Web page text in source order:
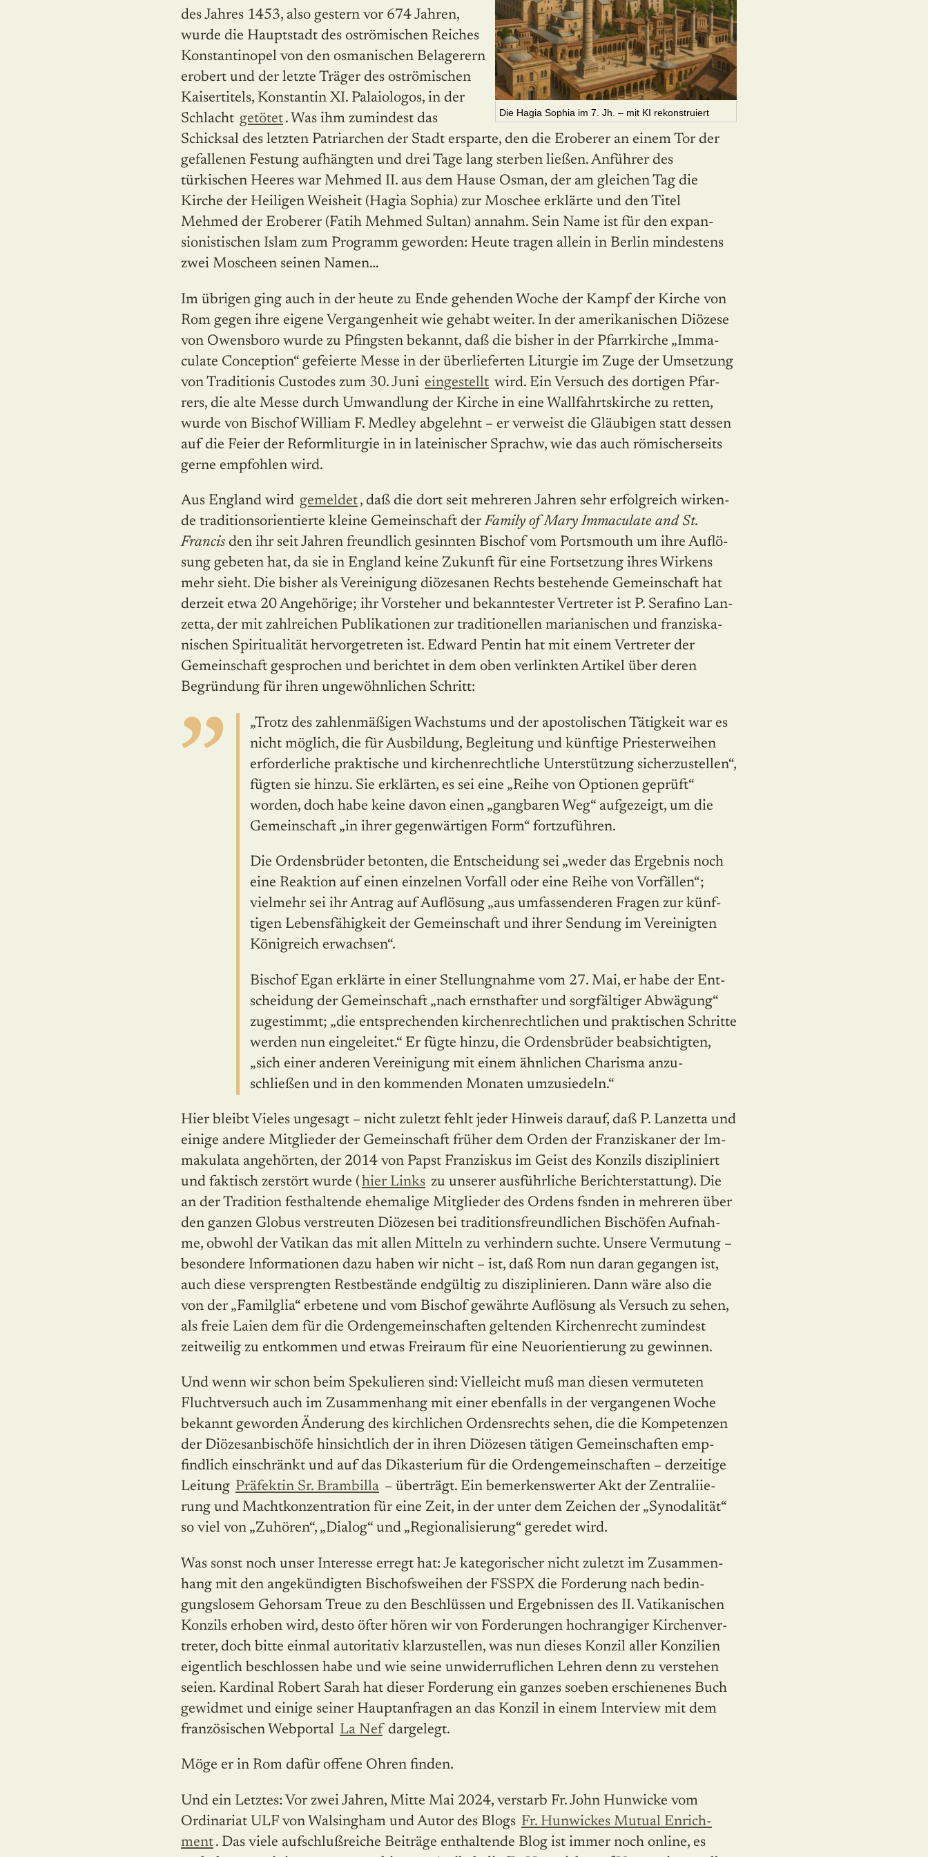
Die Hagia Sophia im 7. Jh. – mit KI rekonstruiert
des Jahres 1453, also gestern vor 674 Jahren,
wurde die Hauptstadt des oströ­mischen Reiches
Konstantinopel von den osma­nischen Belagerern
erobert und der letzte Träger des oströ­mischen
Kaisertitels, Konstantin XI. Palaiologos, in der
Schlacht getötet. Was ihm zumindest das
Schicksal des letzten Patriarchen der Stadt ersparte, den die Eroberer an einem Tor der
gefallenen Festung aufhängten und drei Tage lang sterben ließen. Anfüh­rer des
türkischen Heeres war Mehmed II. aus dem Hause Osman, der am gleichen Tag die
Kirche der Heiligen Weisheit (Hagia Sophia) zur Moschee erklärte und den Titel
Mehmed der Eroberer (Fatih Mehmed Sultan) annahm. Sein Name ist für den expan­
sionistischen Islam zum Programm geworden: Heute tragen allein in Berlin mindestens
zwei Moscheen seinen Namen…
Im übrigen ging auch in der heute zu Ende gehenden Woche der Kampf der Kirche von
Rom gegen ihre eigene Vergangenheit wie gehabt weiter. In der amerikanischen Diözese
von Owensboro wurde zu Pfingsten bekannt, daß die bisher in der Pfarrkirche „Imma­
culate Conception“ gefeierte Messe in der überlieferten Liturgie im Zuge der Umsetzung
von Traditionis Custodes zum 30. Juni eingestellt wird. Ein Versuch des dortigen Pfar­
rers, die alte Messe durch Umwandlung der Kirche in eine Wallfahrtskirche zu retten,
wurde von Bischof William F. Medley abgelehnt – er verweist die Gläubigen statt dessen
auf die Feier der Reformliturgie in in lateinischer Sprachw, wie das auch römischerseits
gerne empfohlen wird.
Aus England wird gemeldet, daß die dort seit mehreren Jahren sehr erfolgreich wirken­
de traditionsorientierte kleine Gemeinschaft derFamily of Mary Immaculate and St.
Francisden ihr seit Jahren freundlich gesinnten Bischof vom Portsmouth um ihre Auf­lö­
sung gebeten hat, da sie in England keine Zukunft für eine Fortsetzung ihres Wirkens
mehr sieht. Die bisher als Vereinigung diözesanen Rechts bestehende Gemeinschaft hat
derzeit etwa 20 Angehörige; ihr Vorsteher und bekanntester Vertreter ist P. Serafino Lan­
zetta, der mit zahlreichen Publikationen zur traditionellen marianischen und franziska­
nischen Spiritualität hervorgetreten ist. Edward Pentin hat mit einem Vertreter der
Gemeinschaft gesprochen und berichtet in dem oben verlinkten Artikel über deren
Begründung für ihren ungewöhnlichen Schritt:
„Trotz des zahlenmäßigen Wachstums und der apostolischen Tätigkeit war es
nicht möglich, die für Ausbildung, Begleitung und künftige Priesterweihen
erforderliche praktische und kirchenrechtliche Unterstützung sicherzustel­len“,
fügten sie hinzu. Sie erklärten, es sei eine „Reihe von Optionen geprüft“
worden, doch habe keine davon einen „gangbaren Weg“ aufgezeigt, um die
Gemeinschaft „in ihrer gegenwärtigen Form“ fortzuführen.
Die Ordensbrüder betonten, die Entscheidung sei „weder das Ergebnis noch
eine Reaktion auf einen einzelnen Vorfall oder eine Reihe von Vorfällen“;
vielmehr sei ihr Antrag auf Auflösung „aus umfassenderen Fragen zur künf­
tigen Lebensfähigkeit der Gemeinschaft und ihrer Sendung im Vereinigten
Königreich erwachsen“.
Bischof Egan erklärte in einer Stellungnahme vom 27. Mai, er habe der Ent­
scheidung der Gemeinschaft „nach ernsthafter und sorgfältiger Abwä­gung“
zugestimmt; „die entsprechenden kirchenrechtlichen und praktischen Schritte
werden nun eingeleitet.“ Er fügte hinzu, die Ordensbrüder beabsich­tig­ten,
„sich einer anderen Vereinigung mit einem ähnlichen Charisma anzu­
schließen und in den kommenden Monaten umzusiedeln.“
Hier bleibt Vieles ungesagt – nicht zuletzt fehlt jeder Hinweis darauf, daß P. Lanzetta und
einige andere Mitglieder der Gemeinschaft früher dem Orden der Franziskaner der Im­
ma­kulata angehörten, der 2014 von Papst Franziskus im Geist des Konzils diszipliniert
und faktisch zerstört wurde (hier Links zu unserer ausführliche Berichterstattung). Die
an der Tradition festhaltende ehemalige Mitglieder des Ordens fsnden in mehreren über
den ganzen Globus verstreuten Diözesen bei traditionsfreundlichen Bischöfen Auf­nah­
me, obwohl der Vatikan das mit allen Mitteln zu verhindern suchte. Unsere Vermutung –
besondere Informationen dazu haben wir nicht – ist, daß Rom nun daran gegangen ist,
auch diese versprengten Restbestände endgültig zu disziplinieren. Dann wäre also die
von der „Familglia“ erbetene und vom Bischof gewährte Auflösung als Versuch zu sehen,
als freie Laien dem für die Ordengemeinschaften geltenden Kirchenrecht zumindest
zeitweilig zu entkommen und etwas Freiraum für eine Neuorientierung zu gewinnen.
Und wenn wir schon beim Spekulieren sind: Vielleicht muß man diesen vermuteten
Fluchtversuch auch im Zusammenhang mit einer ebenfalls in der vergangenen Woche
bekannt geworden Änderung des kirchlichen Ordensrechts sehen, die die Kompetenzen
der Diözesanbischöfe hinsichtlich der in ihren Diözesen tätigen Gemeinschaften emp­
findlich einschränkt und auf das Dikasterium für die Ordengemeinschaften – derzeitige
Leitung Präfektin Sr. Brambilla – überträgt. Ein bemerkenswerter Akt der Zentral­i­ie­
rung und Machtkonzentration für eine Zeit, in der unter dem Zeichen der „Synodalität“
so viel von „Zuhören“, „Dialog“ und „Regionalisierung“ geredet wird.
Was sonst noch unser Interesse erregt hat: Je kategorischer nicht zuletzt im Zusammen­
hang mit den angekündigten Bischofsweihen der FSSPX die Forderung nach bedin­
gungs­losem Gehorsam Treue zu den Beschlüssen und Ergebnissen des II. Vatikanischen
Konzils erhoben wird, desto öfter hören wir von Forderungen hochrangiger Kirchen­ver­
treter, doch bitte einmal autoritativ klarzustellen, was nun dieses Konzil aller Konzilien
eigentlich beschlossen habe und wie seine unwiderruflichen Lehren denn zu verstehen
seien. Kardinal Robert Sarah hat dieser Forderung ein ganzes soeben erschienenes Buch
gewidmet und einige seiner Hauptanfragen an das Konzil in einem Interview mit dem
französischen Webportal La Nef dargelegt.
Möge er in Rom dafür offene Ohren finden.
Und ein Letztes: Vor zwei Jahren, Mitte Mai 2024, verstarb Fr. John Hunwicke vom
Ordinariat ULF von Walsingham und Autor des Blogs Fr. Hunwickes Mutual Enrich­
ment. Das viele aufschlußreiche Beiträge enthaltende Blog ist immer noch online, es